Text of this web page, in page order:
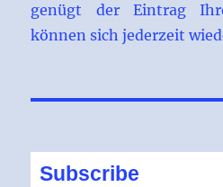
genügt der Eintrag
können sich jederzeit
Subscribe